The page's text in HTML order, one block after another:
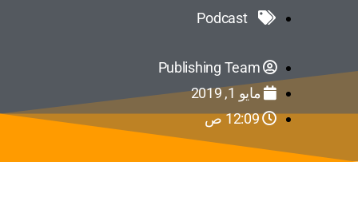
Podcast
Publishing Team
مايو 1, 2019
12:09 ص